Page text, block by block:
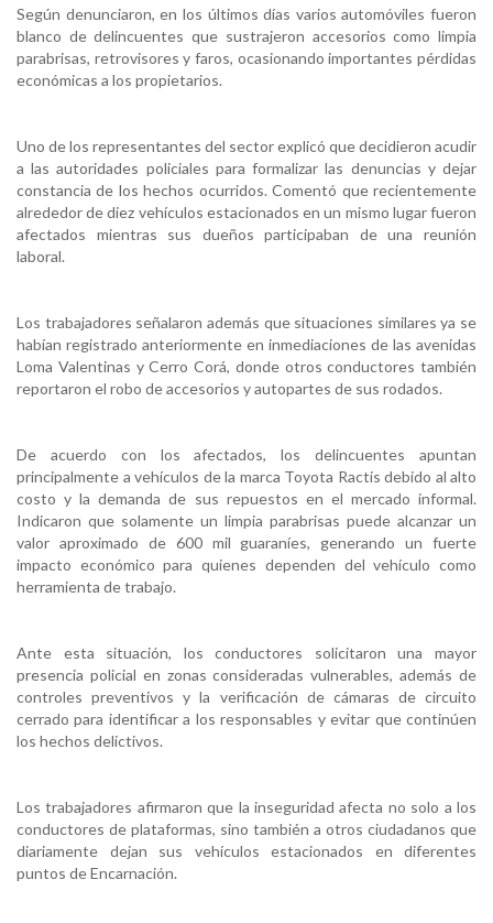
Según denunciaron, en los últimos días varios automóviles fueron
blanco de delincuentes que sustrajeron accesorios como limpia
parabrisas, retrovisores y faros, ocasionando importantes pérdidas
económicas a los propietarios.
Uno de los representantes del sector explicó que decidieron acudir
a las autoridades policiales para formalizar las denuncias y dejar
constancia de los hechos ocurridos. Comentó que recientemente
alrededor de diez vehículos estacionados en un mismo lugar fueron
afectados mientras sus dueños participaban de una reunión
laboral.
Los trabajadores señalaron además que situaciones similares ya se
habían registrado anteriormente en inmediaciones de las avenidas
Loma Valentinas y Cerro Corá, donde otros conductores también
reportaron el robo de accesorios y autopartes de sus rodados.
De acuerdo con los afectados, los delincuentes apuntan
principalmente a vehículos de la marca Toyota Ractis debido al alto
costo y la demanda de sus repuestos en el mercado informal.
Indicaron que solamente un limpia parabrisas puede alcanzar un
valor aproximado de 600 mil guaraníes, generando un fuerte
impacto económico para quienes dependen del vehículo como
herramienta de trabajo.
Ante esta situación, los conductores solicitaron una mayor
presencia policial en zonas consideradas vulnerables, además de
controles preventivos y la verificación de cámaras de circuito
cerrado para identificar a los responsables y evitar que continúen
los hechos delictivos.
Los trabajadores afirmaron que la inseguridad afecta no solo a los
conductores de plataformas, sino también a otros ciudadanos que
diariamente dejan sus vehículos estacionados en diferentes
puntos de Encarnación.